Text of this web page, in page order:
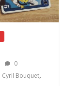
0
Cyril Bouquet,